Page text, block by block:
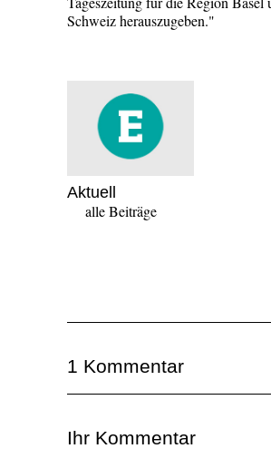
Schweiz herauszugeben."
Aktuell
alle Beiträge
1 Kommentar
Ihr Kommentar